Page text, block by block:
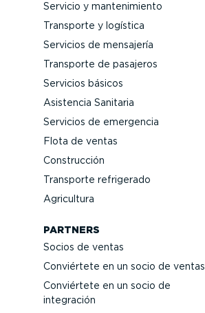
Servicio y mante­ni­miento
Transporte y logística
Servicios de mensajería
Transporte de pasajeros
Servicios básicos
Asistencia Sanitaria
Servicios de emergencia
Flota de ventas
Construcción
Transporte refrigerado
Agricultura
PARTNERS
Socios de ventas
Conviértete en un socio de ventas
Conviértete en un socio de
integración